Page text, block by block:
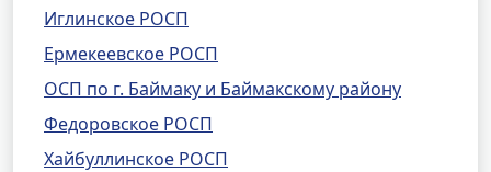
Иглинское РОСП
Ермекеевское РОСП
ОСП по г. Баймаку и Баймакскому району
Федоровское РОСП
Хайбуллинское РОСП